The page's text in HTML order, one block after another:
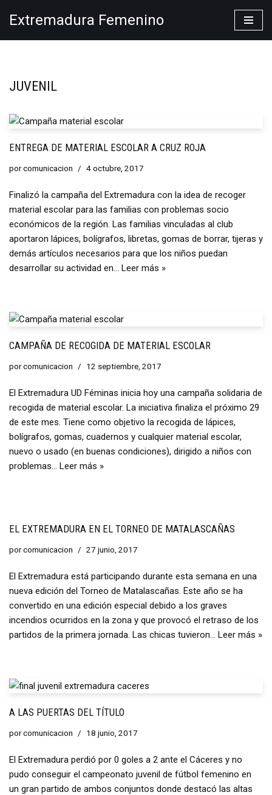
Extremadura Femenino
JUVENIL
ENTREGA DE MATERIAL ESCOLAR A CRUZ ROJA
porcomunicacion 4 octubre, 2017
Finalizó la campaña del Extremadura con la idea de recoger
material escolar para las familias con problemas socio
económicos de la región. Las familias vinculadas al club
aportaron lápices, bolígrafos, libretas, gomas de borrar, tijeras y
demás artículos necesarios para que los niños puedan
desarrollar su actividad en… Leer más »
CAMPAÑA DE RECOGIDA DE MATERIAL ESCOLAR
porcomunicacion 12 septiembre, 2017
El Extremadura UD Féminas inicia hoy una campaña solidaria de
recogida de material escolar. La iniciativa finaliza el próximo 29
de este mes. Tiene como objetivo la recogida de lápices,
bolígrafos, gomas, cuadernos y cualquier material escolar,
nuevo o usado (en buenas condiciones), dirigido a niños con
problemas… Leer más »
EL EXTREMADURA EN EL TORNEO DE MATALASCAÑAS
porcomunicacion 27 junio, 2017
El Extremadura está participando durante esta semana en una
nueva edición del Torneo de Matalascañas. Este año se ha
convertido en una edición especial debido a los graves
incendios ocurridos en la zona y que provocó el retraso de los
partidos de la primera jornada. Las chicas tuvieron… Leer más »
A LAS PUERTAS DEL TÍTULO
porcomunicacion 18 junio, 2017
El Extremadura perdió por 0 goles a 2 ante el Cáceres y no
pudo conseguir el campeonato juvenil de fútbol femenino en
un gran partido de ambos conjuntos donde destacó las altas